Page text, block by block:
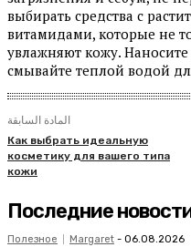
выбирать средства с
витамидами, которые не
увлажняют кожу.
смывайте теплой водой
المادة السابقة
Как выбрать идеальную
косметику для вашего типа
кожи
Последние
Полезное Margaret - 06.08.2026